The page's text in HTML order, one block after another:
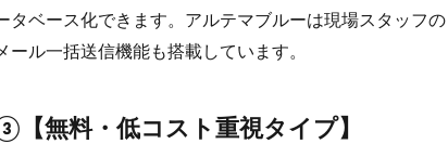
タベース化できます。アルテマブルーは現場スタッフの
ル一括送信機能も搭載しています。
無料・低コスト重視タイプ】